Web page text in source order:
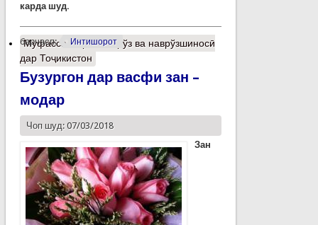
карда шуд.
барчасп: Интишорот
Муфассалтаро Наврўз ва наврўзшиносӣ
дар Тоҷикистон
Бузургон дар васфи зан –
модар
Чоп шуд: 07/03/2018
Зан